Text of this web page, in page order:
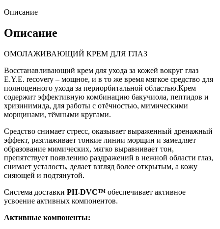
Описание
Описание
ОМОЛАЖИВАЮЩИЙ КРЕМ ДЛЯ ГЛАЗ
Восстанавливающий крем для ухода за кожей вокруг глаз
E.Y.E. recovery – мощное, и в то же время мягкое средство для
полноценного ухода за периорбитальной областью.Крем
содержит эффективную комбинацию бакучиола, пептидов и
хризинимида, для работы с отёчностью, мимическими
морщинами, тёмными кругами.
Средство снимает стресс, оказывает выраженный дренажный
эффект, разглаживает тонкие линии морщин и замедляет
образование мимических, мягко выравнивает тон,
препятствует появлению раздражений в нежной области глаз,
снимает усталость, делает взгляд более открытым, а кожу
сияющей и подтянутой.
Система доставки PH-DVC™ обеспечивает активное
усвоение активных компонентов.
Активные компоненты: